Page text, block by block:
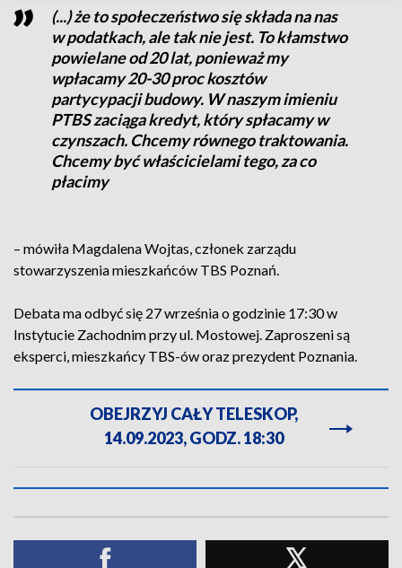
(...) że to społeczeństwo się składa na nas
w podatkach, ale tak nie jest. To kłamstwo
powielane od 20 lat, ponieważ my
wpłacamy 20-30 proc kosztów
partycypacji budowy. W naszym imieniu
PTBS zaciąga kredyt, który spłacamy w
czynszach. Chcemy równego traktowania.
Chcemy być właścicielami tego, za co
płacimy
– mówiła Magdalena Wojtas, członek zarządu
stowarzyszenia mieszkańców TBS Poznań.
Debata ma odbyć się 27 września o godzinie 17:30 w
Instytucie Zachodnim przy ul. Mostowej. Zaproszeni są
eksperci, mieszkańcy TBS-ów oraz prezydent Poznania.
OBEJRZYJ CAŁY TELESKOP,
14.09.2023, GODZ. 18:30